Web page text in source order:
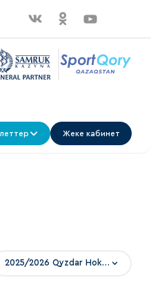
Жеке кабинет
2025/2026 Qyzdar Hokei Ligasy